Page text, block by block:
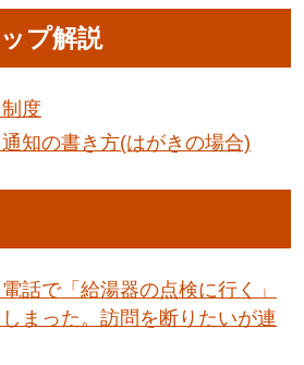
プ解説
度
知の書き方(はがきの場合)
話で「給湯器の点検に行く」
まった。訪問を断りたいが連